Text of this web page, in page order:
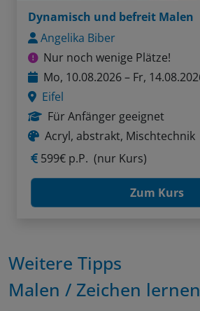
Dynamisch und befreit Malen
Angelika Biber
Nur noch wenige Plätze!
Mo, 10.08.2026 – Fr,
Eifel
Für Anfänger geeignet
Acryl, abstrakt, Mischtechnik
599€ p.P. (nur Kurs)
Zum Kurs
Weitere Tipps
Malen / Zeichen lernen